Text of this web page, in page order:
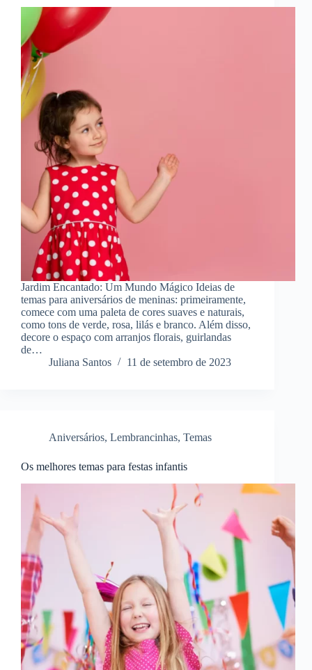
Jardim Encantado: Um Mundo Mágico Ideias de
temas para aniversários de meninas: primeiramente,
comece com uma paleta de cores suaves e naturais,
como tons de verde, rosa, lilás e branco. Além disso,
decore o espaço com arranjos florais, guirlandas
de…
Juliana Santos
11 de setembro de 2023
Aniversários, Lembrancinhas, Temas
Os melhores temas para festas infantis